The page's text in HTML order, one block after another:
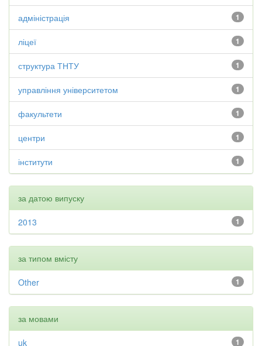
1
адміністрація
1
ліцеї
1
структура ТНТУ
1
управління університетом
1
факультети
1
центри
1
інститути
за датою випуску
1
2013
за типом вмісту
1
Other
за мовами
1
uk